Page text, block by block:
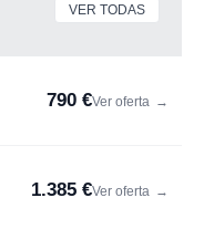
VER TODAS
790 €Ver oferta →
1.385 €Ver oferta →